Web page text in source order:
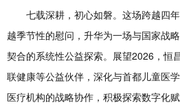
七载深耕，初心如磐。这场跨越四
越季节性的慰问，升华为一场与国家战
契合的系统性公益探索。展望2026，恒
联健康等公益伙伴，深化与首都儿童医
医疗机构的战略协作，积极探索数字化